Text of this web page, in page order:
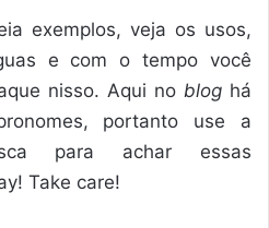
exemplos, veja os usos,
e com o tempo você
nisso. Aqui no blog há
portanto use a
para achar essas
Take care!